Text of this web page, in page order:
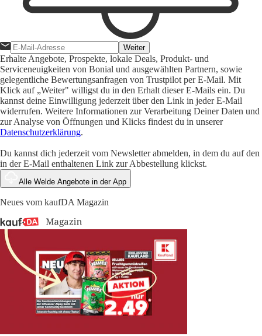
Weiter
Erhalte Angebote, Prospekte, lokale Deals, Produkt- und
Serviceneuigkeiten von Bonial und ausgewählten Partnern, sowie
gelegentliche Bewertungsanfragen von Trustpilot per E-Mail. Mit
Klick auf „Weiter" willigst du in den Erhalt dieser E-Mails ein. Du
kannst deine Einwilligung jederzeit über den Link in jeder E-Mail
widerrufen. Weitere Informationen zur Verarbeitung Deiner Daten und
zur Analyse von Öffnungen und Klicks findest du in unserer
Datenschutzerklärung.
Du kannst dich jederzeit vom Newsletter abmelden, in dem du auf den
in der E-Mail enthaltenen Link zur Abbestellung klickst.
Alle Welde Angebote in der App
Neues vom kaufDA Magazin